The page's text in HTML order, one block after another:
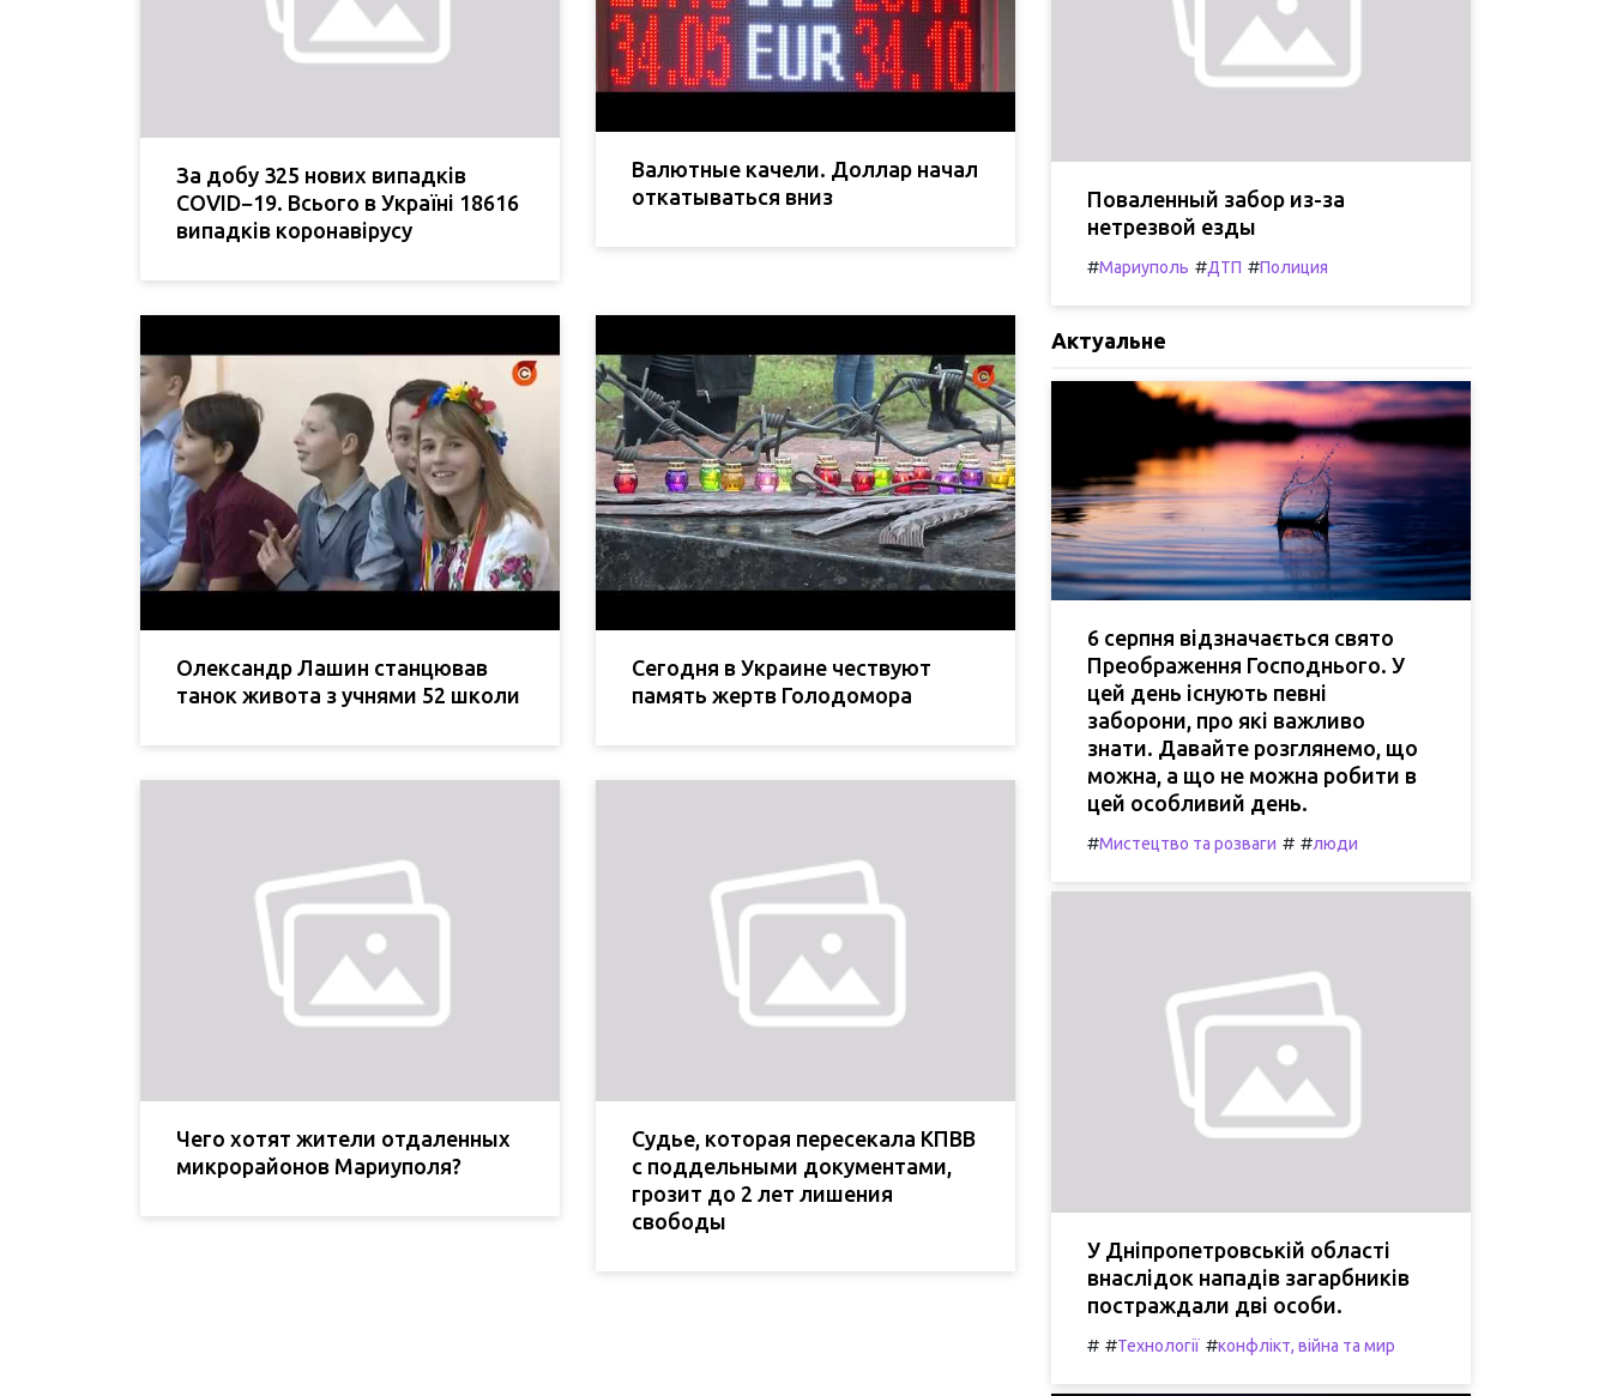
За добу 325 нових випадків
COVID−19. Всього в Україні 18616
випадків коронавірусу
Валютные качели. Доллар начал
откатываться вниз
Олександр Лашин станцював
танок живота з учнями 52 школи
Сегодня в Украине чествуют
память жертв Голодомора
Чего хотят жители отдаленных
микрорайонов Мариуполя?
Судье, которая пересекала КПВВ
с поддельными документами,
грозит до 2 лет лишения
свободы
Поваленный забор из-за
нетрезвой езды
#Мариуполь #ДТП #Полиция
Актуальне
6 серпня відзначається свято
Преображення Господнього. У
цей день існують певні
заборони, про які важливо
знати. Давайте розглянемо, що
можна, а що не можна робити в
цей особливий день.
#Мистецтво та розваги # #люди
У Дніпропетровській області
внаслідок нападів загарбників
постраждали дві особи.
# #Технології #конфлікт, війна та мир